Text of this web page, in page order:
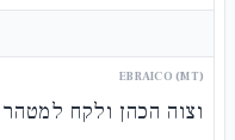
EBRAICO (MT)
וצוה הכהן ולקח